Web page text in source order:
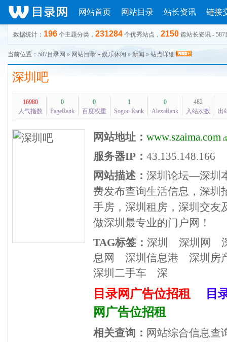
网站首页 网站目录 站长资讯 链接
数据统计： 196 个主题分类， 231284 个优秀站点， 2150 篇站长资讯 - 587
当前位置： 587目录网 » 网站目录 » 娱乐休闲 » 新闻 » 站点详细
深圳吧
16980
人气指数
0
PageRank
0
百度权重
1
Sogou Rank
0
AlexaRank
482
入站次数
出
网站地址： www.szaima.com
服务器IP： 43.135.148.166
网站描述： 深圳论坛—深圳
费发布查询生活信息，深圳
手房，深圳租房，深圳交友
做深圳最专业的门户网！
TAG标签： 深圳 深圳网
息网
深圳信息港
深圳房
深圳二手车
深
目录网广告位招租
目
网广告位招租
相关查询： 网站综合信息查